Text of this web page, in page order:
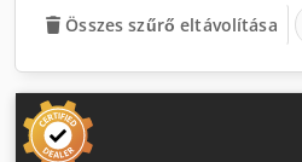
Összes szűrő eltávolítása